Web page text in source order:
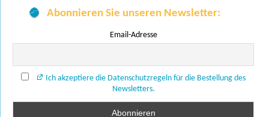
Abonnieren Sie unseren Newsletter:
Email-Adresse
Ich akzeptiere die Datenschutzregeln für die Bestellung des
Newsletters.